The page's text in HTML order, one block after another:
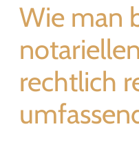
Wie man
rechtlich